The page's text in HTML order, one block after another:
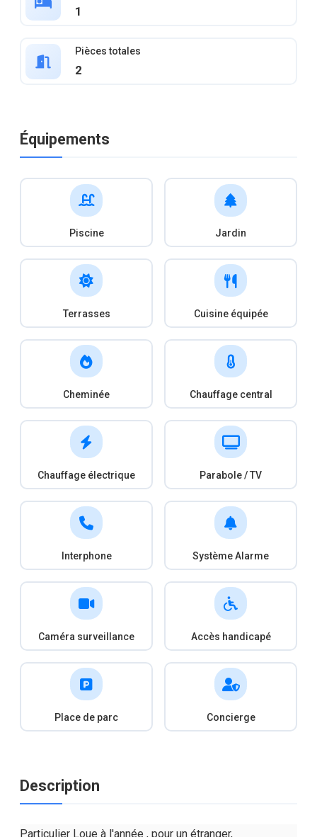
1
Pièces totales
2
Équipements
Piscine Jardin
Terrasses Cuisine équipée
Cheminée Chauffage central
Chauffage électrique Parabole / TV
Interphone Système Alarme
Caméra surveillance Accès handicapé
Place de parc Concierge
Description
Particulier Loue à l'année , pour un étranger,